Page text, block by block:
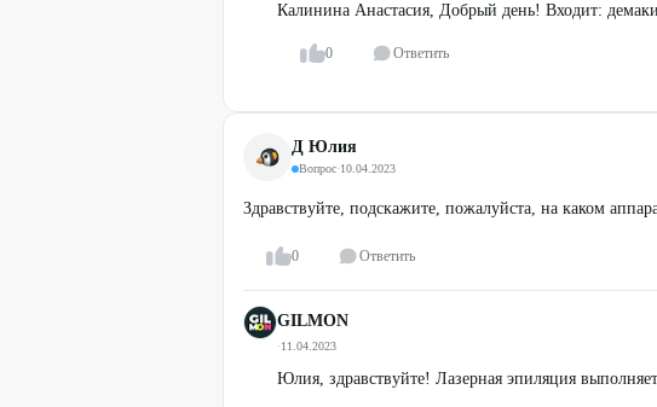
Калинина Анастасия, Добрый день! Входит:
0 Ответить
Д Юлия
Вопрос·10.04.2023
Здравствуйте, подскажите, пожалуйста, на каком
0 Ответить
GILMON
·11.04.2023
Юлия, здравствуйте! Лазерная эпиляция